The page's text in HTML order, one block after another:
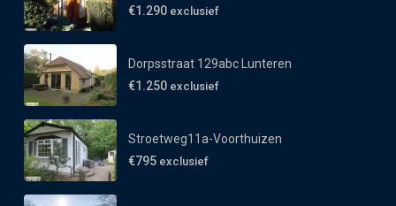
€1.290 exclusief
Dorpsstraat 129abc Lunteren
€1.250 exclusief
Stroetweg11a-Voorthuizen
€795 exclusief